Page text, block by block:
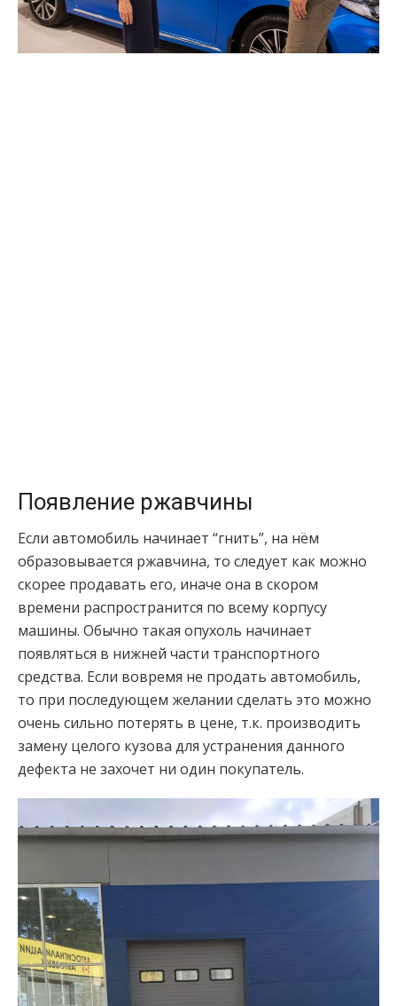
Появление ржавчины
Если автомобиль начинает “гнить”, на нём
образовывается ржавчина, то следует как можно
скорее продавать его, иначе она в скором
времени распространится по всему корпусу
машины. Обычно такая опухоль начинает
появляться в нижней части транспортного
средства. Если вовремя не продать автомобиль,
то при последующем желании сделать это можно
очень сильно потерять в цене, т.к. производить
замену целого кузова для устранения данного
дефекта не захочет ни один покупатель.